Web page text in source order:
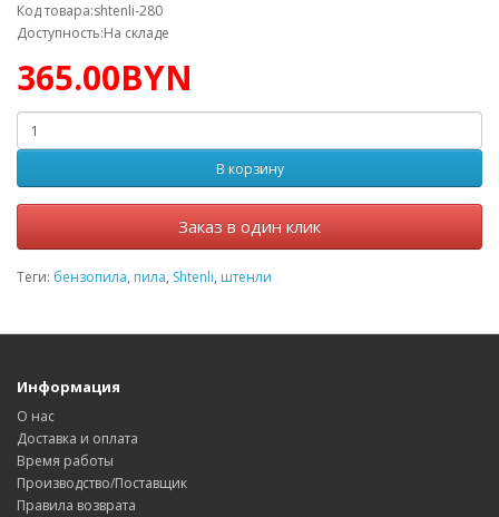
Код товара:shtenli-280
Доступность:На складе
365.00BYN
В корзину
Заказ в один клик
Теги: бензопила, пила, Shtenli, штенли
Информация
О нас
Доставка и оплата
Время работы
Производство/Поставщик
Правила возврата